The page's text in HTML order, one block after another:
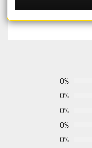
0%
0%
0%
0%
0%